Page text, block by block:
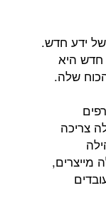
של ידע חדש.
חדש היא
שלה.
צריכה